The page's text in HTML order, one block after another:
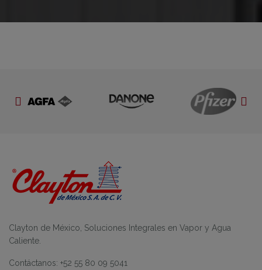
Clayton de México, Soluciones Integrales en Vapor y Agua
Caliente.
Contáctanos: +52 55 80 09 5041